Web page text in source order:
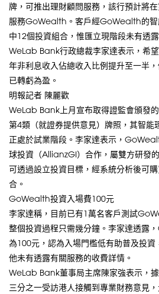
牌，可推出理財顧問服務，該行預計將
服務GoWealth。客戶經GoWealth的智
中12個投資組合，惟匯立現階段未有透
WeLab Bank行政總裁李家達表示，希
年非利息收入佔總收入比例提升至一半
已轉虧為盈。
明報記者 陳麗歡
WeLab Bank上月宣布取得證監會頒發
第4類（就證券提供意見）牌照，其智
正處於試業階段。李家達表示，
球投資（AllianzGI）合作，屬雙方研發
可透過設立投資目標，經系統分析後可
合。
GoWealth投資入場費100元
李家達稱，目前已有1萬名客戶測試
整個投資過程只需幾分鐘。李家達透露
為100元，認為入場門檻低有助普及投資
他未有透露有關服務的收費詳情。
WeLab Bank董事局主席陳家強表示，
三分之一受訪港人接觸到專業財務意見